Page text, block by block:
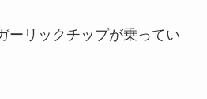
ーリックチップが乗ってい